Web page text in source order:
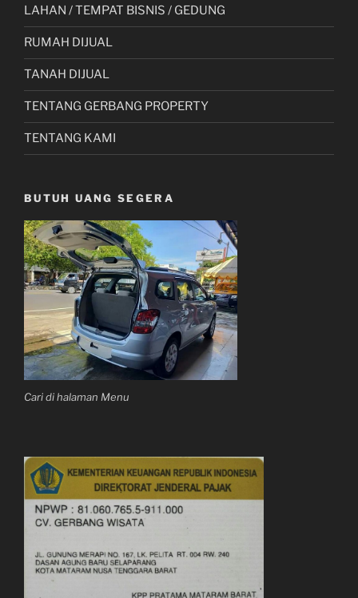
LAHAN / TEMPAT BISNIS / GEDUNG
RUMAH DIJUAL
TANAH DIJUAL
TENTANG GERBANG PROPERTY
TENTANG KAMI
BUTUH UANG SEGERA
Cari di halaman Menu